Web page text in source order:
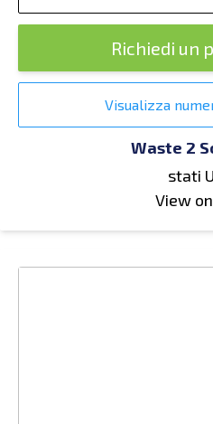
Richiedi un
Visualizza
Waste 2
stati
View